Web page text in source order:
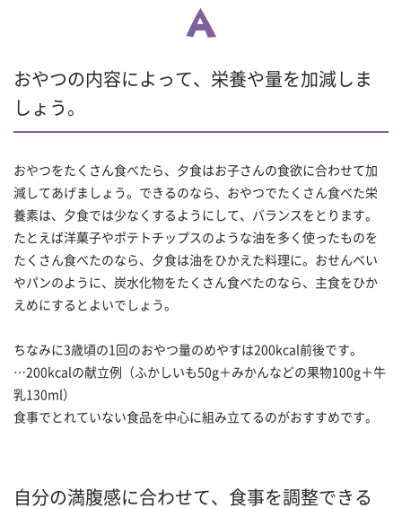
おやつの内容によって、栄養や量を加減しま
しょう。
おやつをたくさん食べたら、夕食はお子さんの食欲に合わせて加
減してあげましょう。できるのなら、おやつでたくさん食べた栄
養素は、夕食では少なくするようにして、バランスをとります。
たとえば洋菓子やポテトチップスのような油を多く使ったものを
たくさん食べたのなら、夕食は油をひかえた料理に。おせんべい
やパンのように、炭水化物をたくさん食べたのなら、主食をひか
えめにするとよいでしょう。
ちなみに3歳頃の1回のおやつ量のめやすは200kcal前後です。
…200kcalの献立例（ふかしいも50g＋みかんなどの果物100g＋牛
乳130ml）
食事でとれていない食品を中心に組み立てるのがおすすめです。
自分の満腹感に合わせて、食事を調整できる